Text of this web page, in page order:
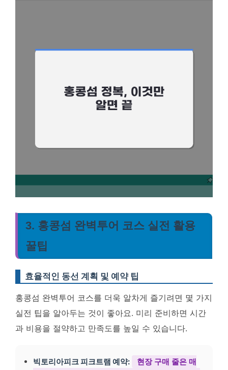
3. 홍콩섬 완벽투어 코스 실전 활용
꿀팁
효율적인 동선 계획 및 예약 팁
홍콩섬 완벽투어 코스를 더욱 알차게 즐기려면 몇 가지
실전 팁을 알아두는 것이 좋아요. 미리 준비하면 시간
과 비용을 절약하고 만족도를 높일 수 있습니다.
빅토리아피크 피크트램 예약:
현장 구매 줄은 매